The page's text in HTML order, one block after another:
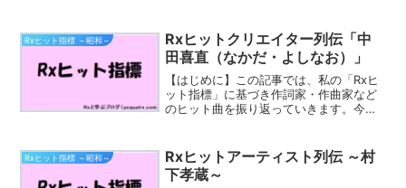
1948年〈昭和23年〉8月30日 - ）は、日
本のシンガー...
Rxヒット指標 ～昭和～
Rxヒットクリエイター列伝「中
田喜直（なかだ・よしなお）」
【はじめに】この記事では、私の「Rxヒ
ット指標」に基づき作詞家・作曲家など
のヒット曲を振り返っていきます。今回
年〈大正12年〉8月1日 - 2000年〈平成
12年〉...
Rxヒット指標 ～昭和～
Rxヒットアーティスト列伝 ～村
下孝蔵～